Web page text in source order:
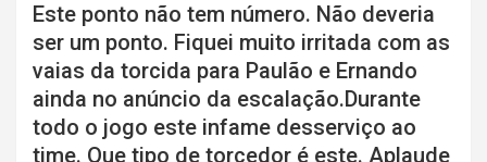
Este ponto não tem número. Não deveria
ser um ponto. Fiquei muito irritada com as
vaias da torcida para Paulão e Ernando
ainda no anúncio da escalação.Durante
todo o jogo este infame desserviço ao
time. Que tipo de torcedor é este. Aplaude